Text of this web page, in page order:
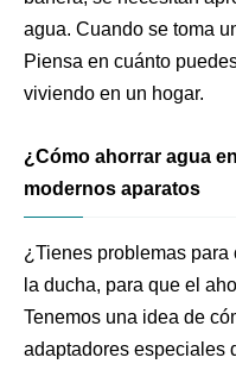
agua. Cuando se toma
Piensa en cuánto
viviendo en un hogar.
¿Cómo ahorrar agua
modernos aparatos
¿Tienes problemas para
la ducha, para que el
Tenemos una idea de
adaptadores especiales